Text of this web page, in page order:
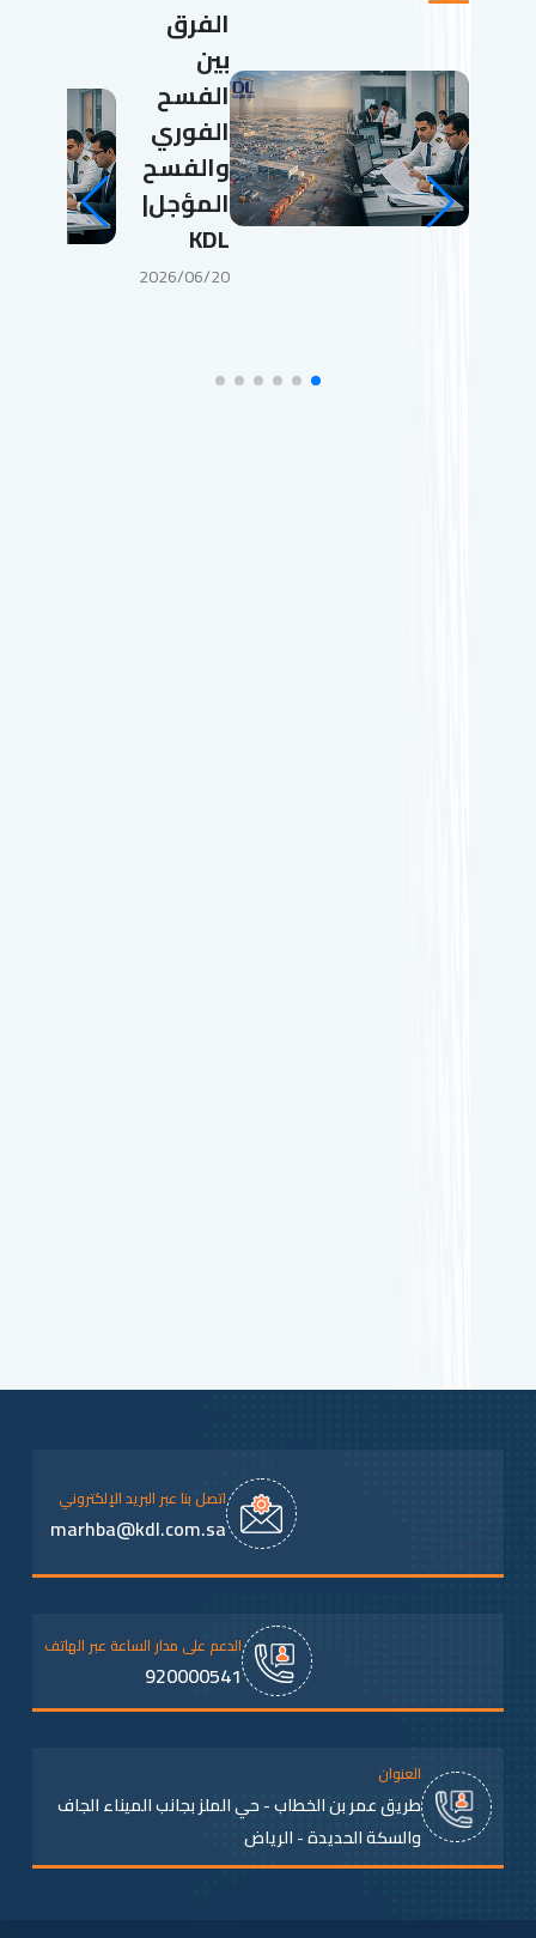
الفرق
بين
الفسح
الفوري
والفسح
المؤجل|
KDL
2026/06/20
اتصل بنا عبر البريد الإلكتروني
marhba@kdl.com.sa
الدعم على مدار الساعة عبر الهاتف
920000541
العنوان
طريق عمر بن الخطاب - حي الملز بجانب الميناء الجاف
والسكة الحديدة - الرياض